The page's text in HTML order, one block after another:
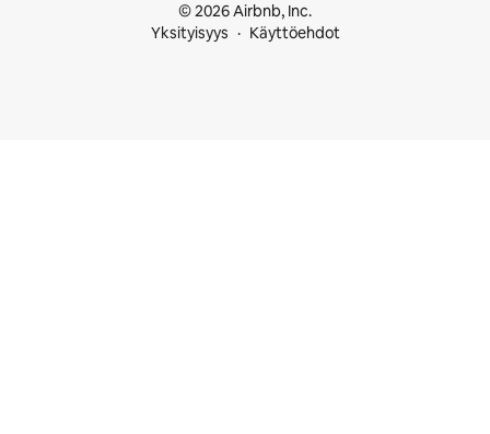
© 2026 Airbnb, Inc.
Yksityisyys
Käyttöehdot